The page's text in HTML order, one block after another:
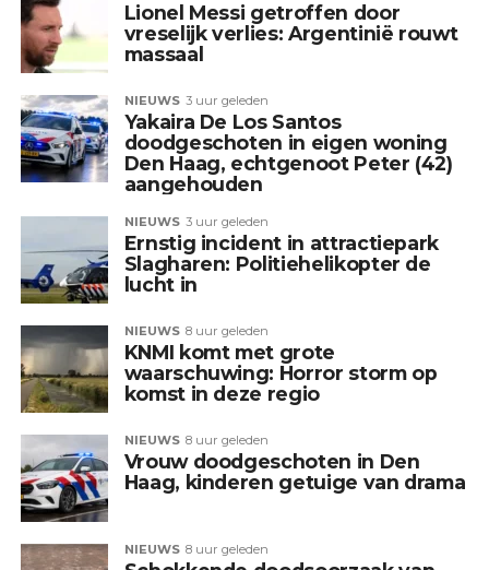
Lionel Messi getroffen door
vreselijk verlies: Argentinië rouwt
massaal
NIEUWS 3 uur geleden
Yakaira De Los Santos
doodgeschoten in eigen woning
Den Haag, echtgenoot Peter (42)
aangehouden
NIEUWS 3 uur geleden
Ernstig incident in attractiepark
Slagharen: Politiehelikopter de
lucht in
NIEUWS 8 uur geleden
KNMI komt met grote
waarschuwing: Horror storm op
komst in deze regio
NIEUWS 8 uur geleden
Vrouw doodgeschoten in Den
Haag, kinderen getuige van drama
NIEUWS 8 uur geleden